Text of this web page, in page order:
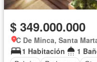
$ 349.000.000
C De Minca, Santa
1 Habitación
1